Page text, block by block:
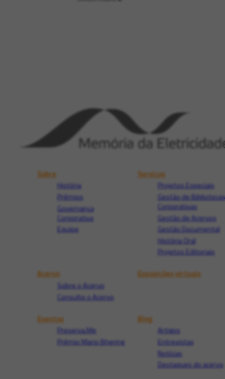
Sobre
História
Prêmios
Governança
Corporativa
Equipe
Serviços
Projetos Especiais
Gestão de Bibliotecas
Corporativas
Gestão de Acervos
Gestão Documental
História Oral
Projetos Editoriais
Acervo
Sobre o Acervo
Consulte o Acervo
Exposições virtuais
Eventos
Preserva.Me
Prêmio Mario Bhering
Blog
Artigos
Entrevistas
Notícias
Destaques do acervo